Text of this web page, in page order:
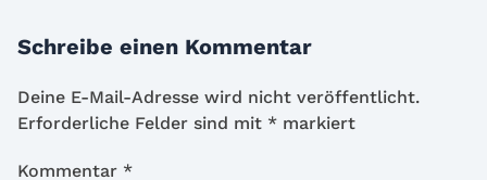
Schreibe einen Kommentar
Deine E-Mail-Adresse wird nicht veröffentlicht.
Erforderliche Felder sind mit * markiert
Kommentar *